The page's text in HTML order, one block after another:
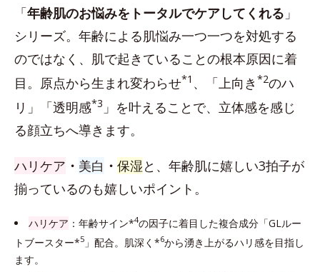
「年齢肌のお悩みをトータルでケアしてくれる 」
シリーズ。年齢による肌悩み一つ一つを対処する
のではなく、肌で起きていることの根本原因に着
目。原点から生まれ変わらせ*1 、「上向き *2のハ
リ」「透明感*3 」を叶えることで、立体感を感じ
る顔立ちへ導きます。
ハリケア ・ 美白 ・ 保湿と、年齢肌に嬉しい3拍子が
揃っているのも嬉しいポイント。
ハリケア ：年齢サイン*4の因子に着目した複合成分「GLルー
トブースター*5 」配合。肌深く*6から湧き上がるハリ感を目指し
ます。